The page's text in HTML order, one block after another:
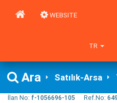
WEBSITE
TR
Ara Satılık-Arsa
İlan No: f-1056696-105 Ref.No: